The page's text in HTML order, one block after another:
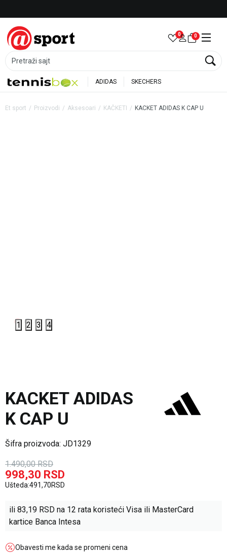
Pretraži sajt
0 0
ADIDAS SKECHERS
Et sport Proizvodi Aksesoari KAČKETI KACKET ADIDAS K CAP U
1 2 3 4
KACKET ADIDAS
K CAP U
Šifra proizvoda: JD1329
1.490,00 RSD
998,30 RSD
Ušteda:491,70RSD
ili 83,19 RSD na 12 rata koristeći Visa ili MasterCard
kartice Banca Intesa
Obavesti me kada se promeni cena